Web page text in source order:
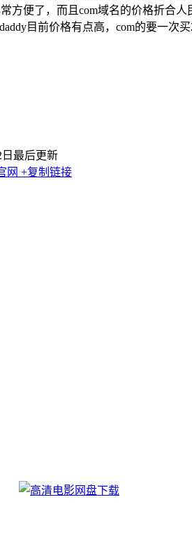
方便了，而且com域名的价格折合
目前价格有点高，com的要一次
日最后更新
网 +复制链接